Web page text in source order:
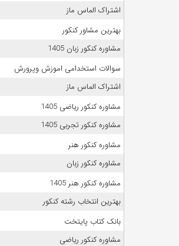
اشتراک الماس ماز
بهترین مشاور کنکور
مشاوره کنکور زبان 1405
سوالات استخدامی اموزش وپرورش
اشتراک الماس ماز
مشاوره کنکور ریاضی 1405
مشاوره کنکور تجربی 1405
مشاوره کنکور هنر
مشاوره کنکور زبان
مشاوره کنکور هنر 1405
بهترین انتخاب رشته کنکور
بانک کتاب پایتخت
مشاوره کنکور ریاضی